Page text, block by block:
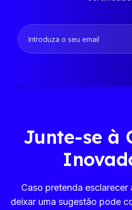
Junte-se à
Caso pretenda esclarecer
deixar uma sugestão pode